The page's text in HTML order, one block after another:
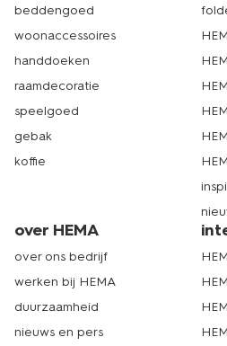
beddengoed
woonaccessoires
handdoeken
raamdecoratie
speelgoed
gebak
koffie
over HEMA
over ons bedrijf
werken bij HEMA
duurzaamheid
nieuws en pers